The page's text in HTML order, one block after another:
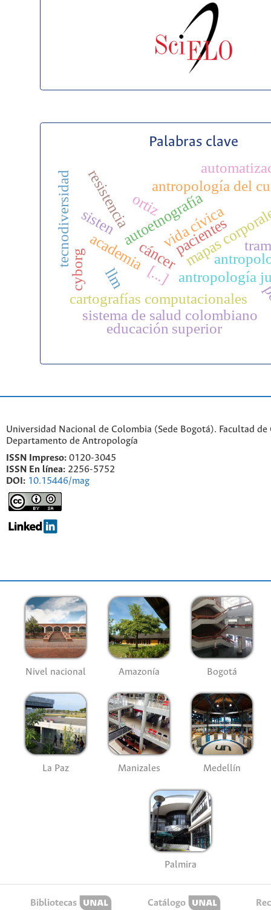
Palabras clave
[...]
autoetnografía
academia
ortiz
cartografías computacionales
mapas
antropología del
antropología
cáncerpacientes
resistencia
sisten
sistema de salud colombiano
cyborg
educación superior
vida cívica
llm
tecnodiversidad
Universidad Nacional de Colombia (Sede Bogotá). Facultad de
Departamento de Antropología
ISSN Impreso: 0120-3045
ISSN En línea: 2256-5752
DOI: 10.15446/mag
Nivel nacional Amazonía Bogotá
La Paz Manizales Medellín
Palmira
Bibliotecas Catálogo